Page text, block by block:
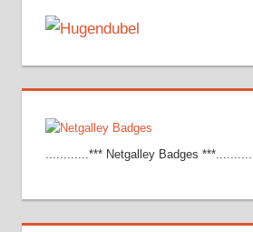
............*** Netgalley Badges ***............